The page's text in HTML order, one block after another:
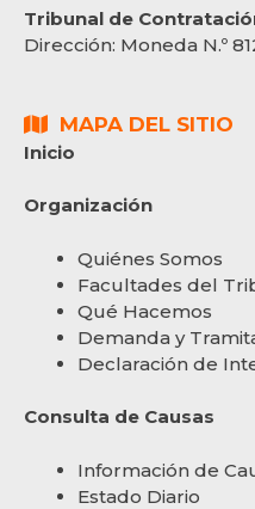
Tribunal de
Dirección: Moneda N.º
MAPA DEL SITIO
Inicio
Organización
Quiénes Somos
Facultades del
Qué Hacemos
Demanda y
Declaración de
Consulta de Causas
Información de
Estado Diario